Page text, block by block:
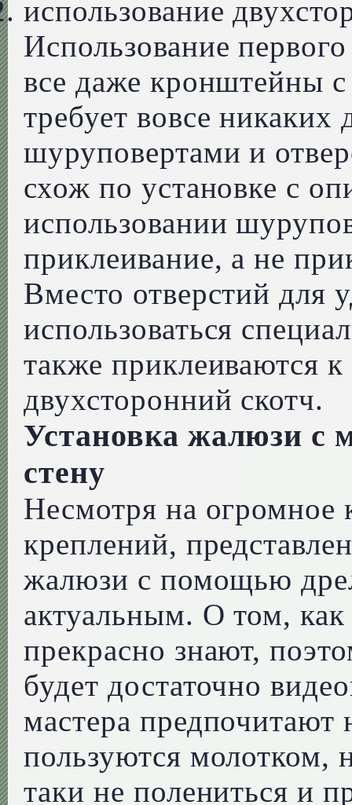
использование
Использование
все даже кронштейны
требует вовсе
шуруповертами и
схож по установке с
использовании
приклеивание, а не
Вместо отверстий для
использоваться
также приклеиваются
двухсторонний скотч.
Установка жалюзи с
стену
Несмотря на огромное
креплений,
жалюзи с помощью
актуальным. О том, как
прекрасно знают,
будет достаточно
мастера предпочитают
пользуются молотком,
таки не полениться и